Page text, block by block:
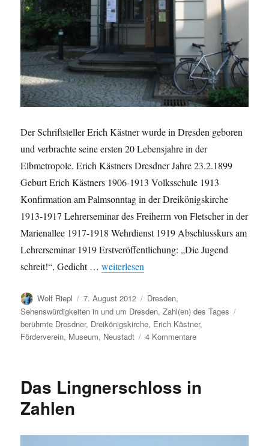
Der Schriftsteller Erich Kästner wurde in Dresden geboren
und verbrachte seine ersten 20 Lebensjahre in der
Elbmetropole. Erich Kästners Dresdner Jahre 23.2.1899
Geburt Erich Kästners 1906-1913 Volksschule 1913
Konfirmation am Palmsonntag in der Dreikönigskirche
1913-1917 Lehrerseminar des Freiherrn von Fletscher in der
Marienallee 1917-1918 Wehrdienst 1919 Abschlusskurs am
Lehrerseminar 1919 Erstveröffentlichung: „Die Jugend
schreit!“, Gedicht …„Erich Kästner: Dresdner Zeit / Museum“
weiterlesen
Autor
Wolf Riepl
Veröffentlicht
am
7. August 2012 Kategorien
Dresden,
Sehenswürdigkeiten in und um Dresden,Zahl(en) des Tages
berühmte Dresdner, Dreikönigskirche, Erich Kästner,
Förderverein, Museum, Neustadt 4 Kommentarezu
Zeit
Das Lingnerschloss in
Zahlen